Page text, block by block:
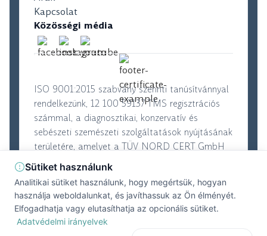
Kapcsolat
Közösségi média
ISO 9001:2015 szabvány szerinti tanúsítvánnyal
rendelkezünk, 12 100 59137 TMS regisztrációs
számmal, a diagnosztikai, konzervatív és
sebészeti szemészeti szolgáltatások nyújtásának
területére, amelyet a TÜV NORD CERT GmbH
tanúsító szervezet adott ki.
© 2026. Perfect Vision. Minden jog fenntartva
Felhasználási feltételek
Sütiket használunk
Analitikai sütiket használunk, hogy megértsük, hogyan
használja weboldalunkat, és javíthassuk az Ön élményét.
Elfogadhatja vagy elutasíthatja az opcionális sütiket.
Adatvédelmi irányelvek